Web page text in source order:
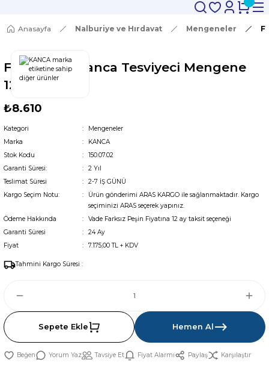
Anasayfa Nalburiye ve Hırdavat Mengeneler
Fortissimo Kanca Tesviyeci Mengene
125'LİK
₺8.610
Kategori
Mengeneler
Marka
KANCA
Stok Kodu
150.07.02
Garanti Süresi:
2 Yıl
Teslimat Süresi
2-7 İŞ GÜNÜ
Kargo Seçim Notu:
Ürün gönderimi ARAS KARGO ile sağlanmaktadır. Kargo
seçiminizi ARAS seçerek yapınız.
Ödeme Hakkında
Vade Farksız Peşin Fiyatına 12 ay taksit seçeneği
Garanti Süresi
24 Ay
Fiyat
7.175,00 TL + KDV
Tahmini Kargo Süresi :
Sepete Ekle Hemen Al
Yorum Yaz Tavsiye Et Fiyat Alarmı Paylaş Karşılaştır